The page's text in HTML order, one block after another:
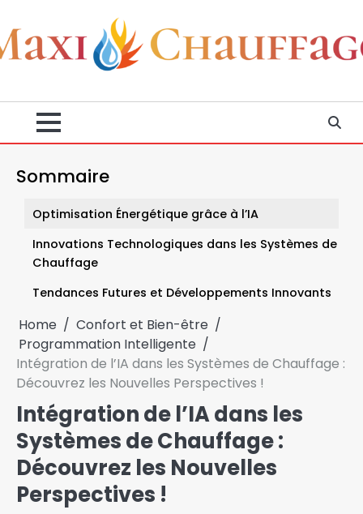
to
content
Home
Confort et Bien-être
Programmation Intelligente
Intégration de l’IA dans les Systèmes de Chauffage :
Découvrez les Nouvelles Perspectives !
Intégration de l’IA dans les
Systèmes de Chauffage :
Découvrez les Nouvelles
Perspectives !
Sommaire
Optimisation Énergétique grâce à l’IA
Innovations Technologiques dans les Systèmes de
Chauffage
Tendances Futures et Développements Innovants